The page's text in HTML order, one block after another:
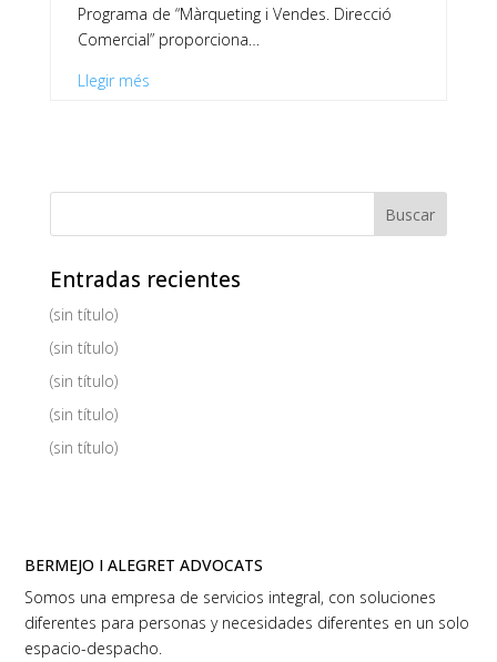
Programa de “Màrqueting i Vendes. Direcció
Comercial” proporciona…
Llegir més
Entradas recientes
(sin título)
(sin título)
(sin título)
(sin título)
(sin título)
BERMEJO I ALEGRET ADVOCATS
Somos una empresa de servicios integral, con soluciones
diferentes para personas y necesidades diferentes en un solo
espacio-despacho.